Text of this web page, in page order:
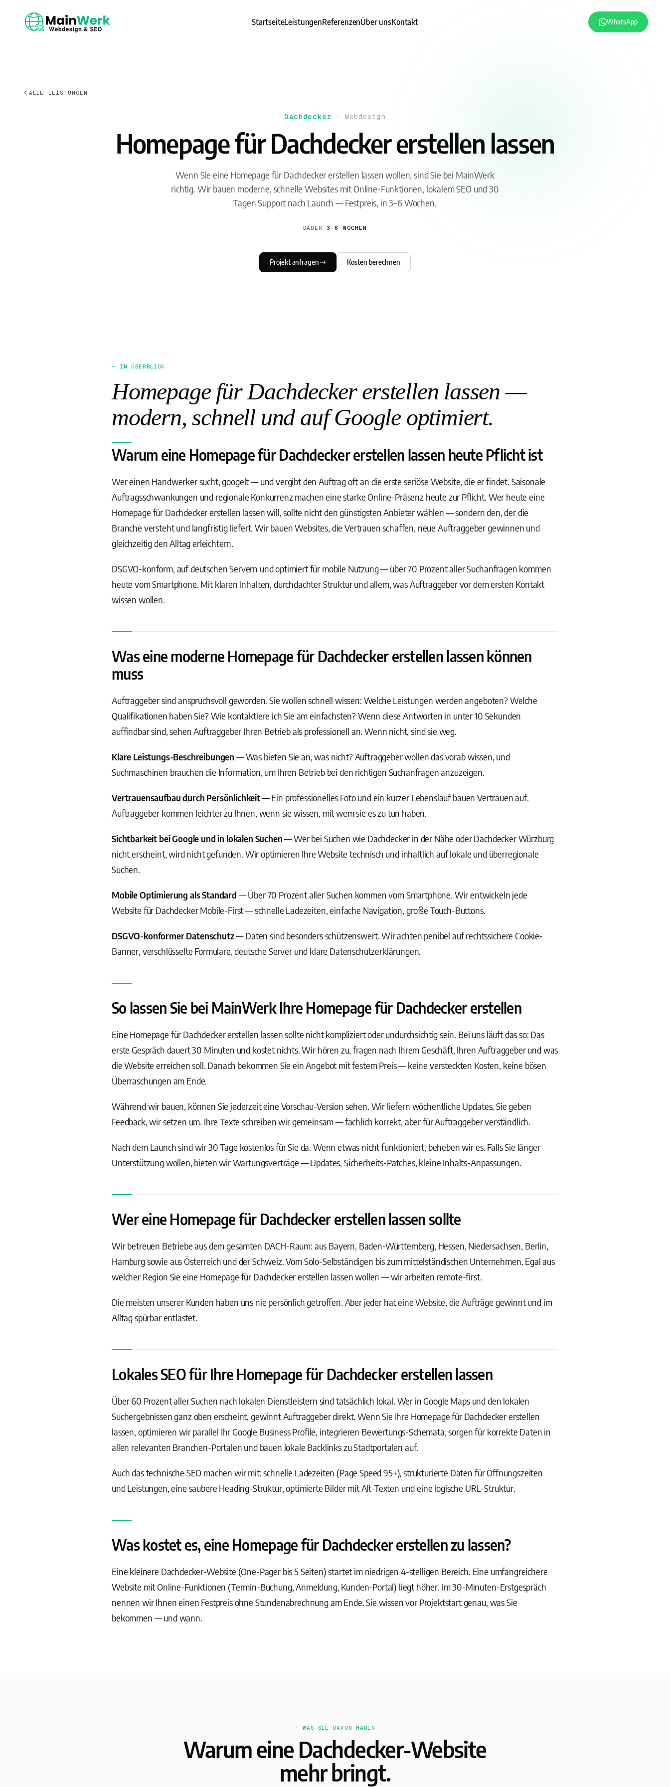
StartseiteLeistungenReferenzenÜber unsKontakt WhatsApp
ALLE LEISTUNGEN
Dachdecker — Webdesign
Homepage für Dachdecker erstellen lassen
Wenn Sie eine Homepage für Dachdecker erstellen lassen wollen, sind Sie bei MainWerk
richtig. Wir bauen moderne, schnelle Websites mit Online-Funktionen, lokalem SEO und 30
Tagen Support nach Launch — Festpreis, in 3–6 Wochen.
DAUER · 3–6 WOCHEN
Projekt anfragen Kosten berechnen
— IM ÜBERBLICK
Homepage für Dachdecker erstellen lassen —
modern, schnell und auf Google optimiert.
Warum eine Homepage für Dachdecker erstellen lassen heute Pflicht ist
Wer einen Handwerker sucht, googelt — und vergibt den Auftrag oft an die erste seriöse Website, die er findet. Saisonale
Auftragsschwankungen und regionale Konkurrenz machen eine starke Online-Präsenz heute zur Pflicht. Wer heute eine
Homepage für Dachdecker erstellen lassen will, sollte nicht den günstigsten Anbieter wählen — sondern den, der die
Branche versteht und langfristig liefert. Wir bauen Websites, die Vertrauen schaffen, neue Auftraggeber gewinnen und
gleichzeitig den Alltag erleichtern.
DSGVO-konform, auf deutschen Servern und optimiert für mobile Nutzung — über 70 Prozent aller Suchanfragen kommen
heute vom Smartphone. Mit klaren Inhalten, durchdachter Struktur und allem, was Auftraggeber vor dem ersten Kontakt
wissen wollen.
Was eine moderne Homepage für Dachdecker erstellen lassen können
muss
Auftraggeber sind anspruchsvoll geworden. Sie wollen schnell wissen: Welche Leistungen werden angeboten? Welche
Qualifikationen haben Sie? Wie kontaktiere ich Sie am einfachsten? Wenn diese Antworten in unter 10 Sekunden
auffindbar sind, sehen Auftraggeber Ihren Betrieb als professionell an. Wenn nicht, sind sie weg.
Klare Leistungs-Beschreibungen — Was bieten Sie an, was nicht? Auftraggeber wollen das vorab wissen, und
Suchmaschinen brauchen die Information, um Ihren Betrieb bei den richtigen Suchanfragen anzuzeigen.
Vertrauensaufbau durch Persönlichkeit— Ein professionelles Foto und ein kurzer Lebenslauf bauen Vertrauen auf.
Auftraggeber kommen leichter zu Ihnen, wenn sie wissen, mit wem sie es zu tun haben.
Sichtbarkeit bei Google und in lokalen Suchen— Wer bei Suchen wie Dachdecker in der Nähe oder Dachdecker Würzburg
nicht erscheint, wird nicht gefunden. Wir optimieren Ihre Website technisch und inhaltlich auf lokale und überregionale
Suchen.
Mobile Optimierung als Standard — Über 70 Prozent aller Suchen kommen vom Smartphone. Wir entwickeln jede
Website für Dachdecker Mobile-First — schnelle Ladezeiten, einfache Navigation, große Touch-Buttons.
DSGVO-konformer Datenschutz— Daten sind besonders schützenswert. Wir achten penibel auf rechtssichere Cookie-
Banner, verschlüsselte Formulare, deutsche Server und klare Datenschutzerklärungen.
So lassen Sie bei MainWerk Ihre Homepage für Dachdecker erstellen
Eine Homepage für Dachdecker erstellen lassen sollte nicht kompliziert oder undurchsichtig sein. Bei uns läuft das so: Das
erste Gespräch dauert 30 Minuten und kostet nichts. Wir hören zu, fragen nach Ihrem Geschäft, Ihren Auftraggeber und was
die Website erreichen soll. Danach bekommen Sie ein Angebot mit festem Preis — keine versteckten Kosten, keine bösen
Überraschungen am Ende.
Während wir bauen, können Sie jederzeit eine Vorschau-Version sehen. Wir liefern wöchentliche Updates, Sie geben
Feedback, wir setzen um. Ihre Texte schreiben wir gemeinsam — fachlich korrekt, aber für Auftraggeber verständlich.
Nach dem Launch sind wir 30 Tage kostenlos für Sie da. Wenn etwas nicht funktioniert, beheben wir es. Falls Sie länger
Unterstützung wollen, bieten wir Wartungsverträge — Updates, Sicherheits-Patches, kleine Inhalts-Anpassungen.
Wer eine Homepage für Dachdecker erstellen lassen sollte
Wir betreuen Betriebe aus dem gesamten DACH-Raum: aus Bayern, Baden-Württemberg, Hessen, Niedersachsen, Berlin,
Hamburg sowie aus Österreich und der Schweiz. Vom Solo-Selbständigen bis zum mittelständischen Unternehmen. Egal aus
welcher Region Sie eine Homepage für Dachdecker erstellen lassen wollen — wir arbeiten remote-first.
Die meisten unserer Kunden haben uns nie persönlich getroffen. Aber jeder hat eine Website, die Aufträge gewinnt und im
Alltag spürbar entlastet.
Lokales SEO für Ihre Homepage für Dachdecker erstellen lassen
Über 60 Prozent aller Suchen nach lokalen Dienstleistern sind tatsächlich lokal. Wer in Google Maps und den lokalen
Suchergebnissen ganz oben erscheint, gewinnt Auftraggeber direkt. Wenn Sie Ihre Homepage für Dachdecker erstellen
lassen, optimieren wir parallel Ihr Google Business Profile, integrieren Bewertungs-Schemata, sorgen für korrekte Daten in
allen relevanten Branchen-Portalen und bauen lokale Backlinks zu Stadtportalen auf.
Auch das technische SEO machen wir mit: schnelle Ladezeiten (Page Speed 95+), strukturierte Daten für Öffnungszeiten
und Leistungen, eine saubere Heading-Struktur, optimierte Bilder mit Alt-Texten und eine logische URL-Struktur.
Was kostet es, eine Homepage für Dachdecker erstellen zu lassen?
Eine kleinere Dachdecker-Website (One-Pager bis 5 Seiten) startet im niedrigen 4-stelligen Bereich. Eine umfangreichere
Website mit Online-Funktionen (Termin-Buchung, Anmeldung, Kunden-Portal) liegt höher. Im 30-Minuten-Erstgespräch
nennen wir Ihnen einen Festpreis ohne Stundenabrechnung am Ende. Sie wissen vor Projektstart genau, was Sie
bekommen — und wann.
— WAS SIE DAVON HABEN
Warum eine Dachdecker-Website
mehr bringt.